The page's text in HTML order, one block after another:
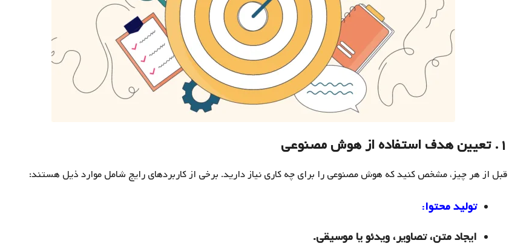
۱. تعیین هدف استفاده از هوش مصنوعی
قبل از هر چیز، مشخص کنید که هوش مصنوعی را برای چه کاری نیاز دارید. برخی از کاربردهای رایج شامل موارد ذیل هستند:
تولید محتوا:
ایجاد متن، تصاویر، ویدئو یا موسیقی.